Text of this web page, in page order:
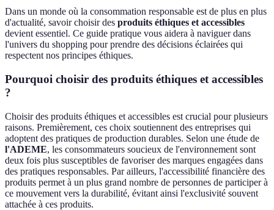
Dans un monde où la consommation responsable est de plus en plus
d'actualité, savoir choisir des produits éthiques et accessibles
devient essentiel. Ce guide pratique vous aidera à naviguer dans
l'univers du shopping pour prendre des décisions éclairées qui
respectent nos principes éthiques.
Pourquoi choisir des produits éthiques et accessibles
?
Choisir des produits éthiques et accessibles est crucial pour plusieurs
raisons. Premièrement, ces choix soutiennent des entreprises qui
adoptent des pratiques de production durables. Selon une étude de
l'ADEME, les consommateurs soucieux de l'environnement sont
deux fois plus susceptibles de favoriser des marques engagées dans
des pratiques responsables. Par ailleurs, l'accessibilité financière des
produits permet à un plus grand nombre de personnes de participer à
ce mouvement vers la durabilité, évitant ainsi l'exclusivité souvent
attachée à ces produits.